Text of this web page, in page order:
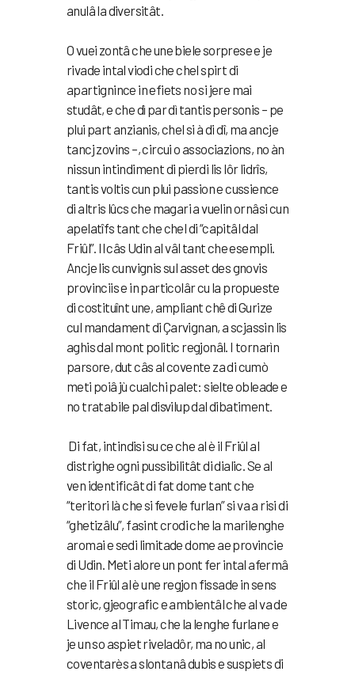
anulâ la diversitât.
O vuei zontâ che une biele sorprese e je
rivade intal viodi che chel spirt di
apartignince in efiets no si jere mai
studât, e che dì par dì tantis personis – pe
plui part anzianis, chel si à di dî, ma ancje
tancj zovins –, circui o associazions, no àn
nissun intindiment di pierdi lis lôr lidrîs,
tantis voltis cun plui passion e cussience
di altris lûcs che magari a vuelin ornâsi cun
apelatîfs tant che chel di “capitâl dal
Friûl”. Il câs Udin al vâl tant che esempli.
Ancje lis cunvignis sul asset des gnovis
provinciis e in particolâr cu la propueste
di costituînt une, ampliant chê di Gurize
cul mandament di Çarvignan, a scjassin lis
aghis dal mont politic regjonâl. I tornarìn
parsore, dut câs al covente za di cumò
meti poiâ jù cualchi palet: sielte obleade e
no tratabile pal disvilup dal dibatiment.
Di fat, intindisi su ce che al è il Friûl al
distrighe ogni pussibilitât di dialic. Se al
ven identificât di fat dome tant che
“teritori là che si fevele furlan” si va a risi di
“ghetizâlu”, fasint crodi che la marilenghe
aromai e sedi limitade dome ae provincie
di Udin. Meti alore un pont fer intal afermâ
che il Friûl al è une regjon fissade in sens
storic, gjeografic e ambientâl che al va de
Livence al Timau, che la lenghe furlane e
je un so aspiet riveladôr, ma no unic, al
coventarès a slontanâ dubis e suspiets di